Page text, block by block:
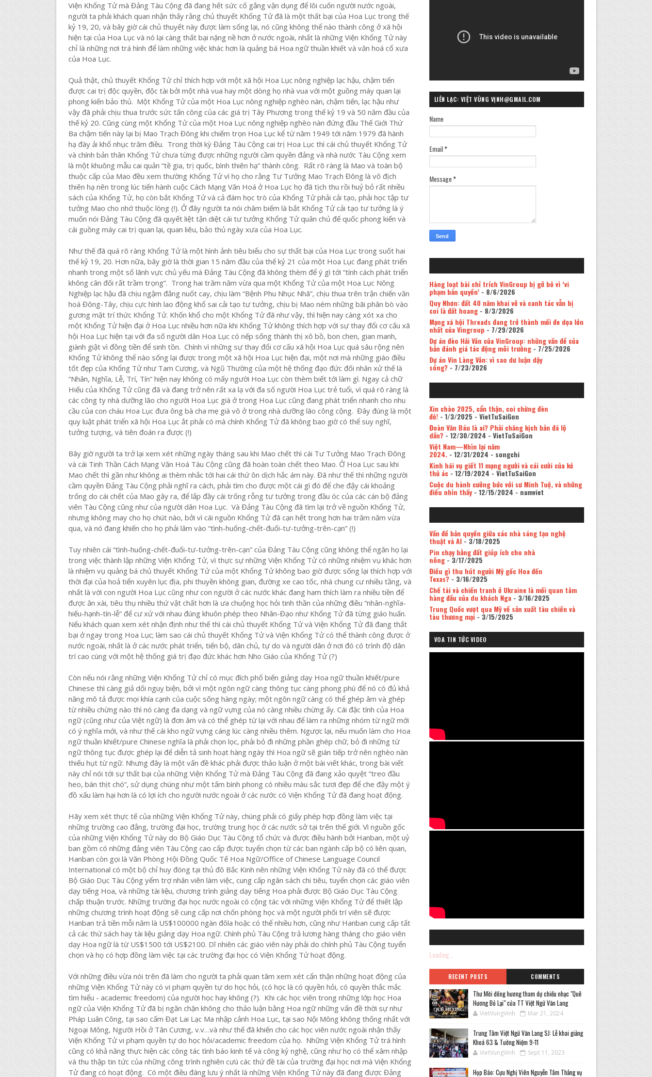
Viện Khổng Tử mà Đảng Tàu Cộng đã đang hết sức cố gắng vận dụng để lôi cuốn người nước ngoài,
người ta phải khách quan nhận thấy rằng chủ thuyết Khổng Tử đã là một thất bại của Hoa Lục trong thế
kỷ 19, 20, và bây giờ cái chủ thuyết này được làm sống lại, nó cũng không thể nào thành công ở xã hội
hiện tại của Hoa Lục và nó lại càng thất bại nặng nề hơn ở nước ngoài, nhất là những Viện Khổng Tử này
chỉ là những nơi trá hình để làm những việc khác hơn là quảng bá Hoa ngữ thuần khiết và văn hoá cổ xưa
của Hoa Lục.
Quả thật, chủ thuyết Khổng Tử chỉ thích hợp với một xã hội Hoa Lục nông nghiệp lạc hậu, chậm tiến
được cai trị độc quyền, độc tài bởi một nhà vua hay một dòng họ nhà vua với một guồng máy quan lại
phong kiến bảo thủ. Một Khổng Tử của một Hoa Lục nông nghiệp nghèo nàn, chậm tiến, lạc hậu như
vậy đã phải chịu thua trước sức tấn công của các giá trị Tây Phương trong thế kỷ 19 và 50 năm đầu của
thế kỷ 20. Cũng cùng một Khổng Tử của một Hoa Lục nông nghiệp nghèo nàn đứng đầu Thế Giới Thứ
Ba chậm tiến này lại bị Mao Trạch Đông khi chiếm trọn Hoa Lục kể từ năm 1949 tới năm 1979 đã hành
hạ đày ải khổ nhục trăm điều. Trong thời kỳ Đảng Tàu Cộng cai trị Hoa Lục thì cái chủ thuyết Khổng Tử
và chính bản thân Khổng Tử chưa từng được những người cầm quyền đảng và nhà nước Tàu Cộng xem
là một khuông mẫu cai quản “tề gia, trị quốc, bình thiên hạ” thành công. Rất rõ ràng là Mao và toàn bộ
thuộc cấp của Mao đều xem thường Khổng Tử vì họ cho rằng Tư Tưởng Mao Trạch Đông là vô địch
thiên hạ nên trong lúc tiến hành cuộc Cách Mạng Văn Hoá ở Hoa Lục họ đã tịch thu rồi huỷ bỏ rất nhiều
sách của Khổng Tử, họ còn bắt Khổng Tử và cả đám học trò của Khổng Tử phải cải tạo, phải học tập tư
tưởng Mao cho nhớ thuộc lòng (!). Ở đây người ta nói châm biếm là bắt Khổng Tử cải tạo tư tưởng là ý
muốn nói Đảng Tàu Cộng đã quyết liệt tận diệt cái tư tưởng Khổng Tử quân chủ đế quốc phong kiến và
cái guồng máy cai trị quan lại, quan liêu, bảo thủ ngày xưa của Hoa Lục.
Như thế đã quá rõ ràng Khổng Tử là một hình ảnh tiêu biểu cho sự thất bại của Hoa Lục trong suốt hai
thế kỷ 19, 20. Hơn nữa, bây giờ là thời gian 15 năm đầu của thế kỷ 21 của một Hoa Lục đang phát triển
nhanh trong một số lãnh vực chủ yếu mà Đảng Tàu Cộng đã không thèm để ý gì tới “tính cách phát triển
không cân đối rất trầm trọng”. Trong hai trăm năm vừa qua một Khổng Tử của một Hoa Lục Nông
Nghiệp lạc hậu đã chịu ngậm đắng nuốt cay, chịu làm “Bệnh Phu Nhục Nhã”, chịu thua trên trận chiến văn
hoá Đông-Tây, chịu cực hình lao động khổ sai cải tạo tư tưởng, chịu bị Mao ném những bãi phân bò vào
gương mặt trí thức Khổng Tử. Khốn khổ cho một Khổng Tử đã như vậy, thì hiện nay càng xót xa cho
một Khổng Tử hiện đại ở Hoa Lục nhiều hơn nữa khi Khổng Tử không thích hợp với sự thay đổi cơ cấu xã
hội Hoa Lục hiện tại với đa số người dân Hoa Lục có nếp sống thành thị xô bồ, bon chen, gian manh,
giành giật vì đồng tiền để sinh tồn. Chính vì những sự thay đổi cơ cấu xã hội Hoa Lục quá sâu rộng nên
Khổng Tử không thể nào sống lại được trong một xã hội Hoa Lục hiện đại, một nơi mà những giáo điều
tốt đẹp của Khổng Tử như Tam Cương, và Ngũ Thường của một hệ thống đạo đức đối nhân xử thế là
“Nhân, Nghĩa, Lễ, Trí, Tín” hiện nay không có mấy người Hoa Lục còn thèm biết tới làm gì. Ngay cả chữ
Hiếu của Khổng Tử cũng đã và đang trở nên rất xa lạ với đa số người Hoa Lục trẻ tuổi, vì quá rõ ràng là
các công ty nhà dưỡng lão cho người Hoa Lục già ở trong Hoa Lục cũng đang phát triển nhanh cho nhu
cầu của con cháu Hoa Lục đưa ông bà cha mẹ già vô ở trong nhà dưỡng lão công cộng. Đây đúng là một
quy luật phát triển xã hội Hoa Lục ắt phải có mà chính Khổng Tử đã không bao giờ có thể suy nghĩ,
tưởng tượng, và tiên đoán ra được (!)
Bây giờ người ta trở lại xem xét những ngày tháng sau khi Mao chết thì cái Tư Tưởng Mao Trạch Đông
và cái Tinh Thần Cách Mạng Văn Hoá Tàu Cộng cũng đã hoàn toàn chết theo Mao. Ở Hoa Lục sau khi
Mao chết thì gần như không ai thèm nhắc tới hai cái thứ ôn dịch hắc ám này. Đã như thế thì những người
cầm quyền Đảng Tàu Cộng phải nghĩ ra cách, phải tìm cho được một cái gì đó để che đậy cái khoảng
trống do cái chết của Mao gây ra, để lấp đầy cái trống rỗng tư tưởng trong đầu óc của các cán bộ đảng
viên Tàu Cộng cũng như của người dân Hoa Lục. Và Đảng Tàu Cộng đã tìm lại trở về nguồn Khổng Tử,
nhưng không may cho họ chút nào, bởi vì cái nguồn Khổng Tử đã cạn hết trong hơn hai trăm năm vừa
qua, và nó đang khiến cho họ phải lâm vào “tình-huống-chết-đuối-tư-tưởng-trên-cạn” (!)
Tuy nhiên cái “tình-huống-chết-đuối-tư-tưởng-trên-cạn” của Đảng Tàu Cộng cũng không thể ngăn họ lại
trong việc thành lập những Viện Khổng Tử, vì thực sự những Viện Khổng Tử có những nhiệm vụ khác hơn
là nhiệm vụ quảng bá chủ thuyết Khổng Tử của một Khổng Tử không bao giờ được sống lại thích hợp với
thời đại của hoả tiển xuyên lục địa, phi thuyền không gian, đường xe cao tốc, nhà chung cư nhiều tầng, và
nhất là với con người Hoa Lục cũng như con người ở các nước khác đang ham thích làm ra nhiều tiền để
được ăn xài, tiêu thụ nhiều thứ vật chất hơn là ưa chuộng học hỏi tinh thần của những điều “nhân-nghĩa-
hiếu-hạnh-tín-lễ” để cư xử với nhau đúng khuôn phép theo Nhân-Đạo như Khổng Tử đã từng giáo huấn.
Nếu khách quan xem xét nhận định như thế thì cái chủ thuyết Khổng Tử và Viện Khổng Tử đã đang thất
bại ở ngay trong Hoa Lục; làm sao cái chủ thuyết Khổng Tử và Viện Khổng Tử có thể thành công được ở
nước ngoài, nhất là ở các nước phát triển, tiến bộ, dân chủ, tự do và người dân ở nơi đó có trình độ dân
trí cao cùng với một hệ thống giá trị đạo đức khác hơn Nho Giáo của Khổng Tử (?)
Còn nếu nói rằng những Viện Khổng Tử chỉ có mục đích phổ biến giảng dạy Hoa ngữ thuần khiết/pure
Chinese thì càng giả dối nguỵ biện, bởi vì một ngôn ngữ càng thông tục càng phong phú để nó có đủ khả
năng mô tả được mọi khía cạnh của cuộc sống hàng ngày; một ngôn ngữ càng có thể ghép âm và ghép
từ nhiều chừng nào thì nó càng đa dạng và ngữ vựng của nó càng nhiều chừng ấy. Cái đặc tính của Hoa
ngữ (cũng như của Việt ngữ) là đơn âm và có thể ghép từ lại với nhau để làm ra những nhóm từ ngữ mới
có ý nghĩa mới, và như thế cái kho ngữ vựng cáng lúc càng nhiều thêm. Ngược lại, nếu muốn làm cho Hoa
ngữ thuần khiết/pure Chinese nghĩa là phải chọn lọc, phải bỏ đi những phần ghép chữ, bỏ đi những từ
ngữ thông tục được ghép lại để diễn tả sinh hoạt hàng ngày thì Hoa ngữ sẽ gián tiếp trở nên nghèo nàn
thiếu hụt từ ngữ. Nhưng đây là một vấn đề khác phải được thảo luận ở một bài viết khác, trong bài viết
này chỉ nói tới sự thất bại của những Viện Khổng Tử mà Đảng Tàu Cộng đã đang xảo quyệt “treo đầu
heo, bán thịt chó”, sử dụng chúng như một tấm bình phong có nhiều màu sắc tươi đẹp để che đậy một ý
đồ xấu làm hại hơn là có lợi ích cho người nước ngoài ở các nước có Viện Khổng Tử đã đang hoạt động.
Hãy xem xét thực tế của những Viện Khổng Tử này, chúng phải có giấy phép hợp đồng làm việc tại
những trường cao đẳng, trường đại học, trường trung học ở các nước sở tại trên thế giới. Vì nguồn gốc
của những Viện Khổng Tử này do Bộ Giáo Dục Tàu Cộng tổ chức và được điều hành bởi Hanban, một uỷ
ban gồm có những đảng viên Tàu Cộng cao cấp được tuyển chọn từ các ban ngành cấp bộ có liên quan,
Hanban còn gọi là Văn Phòng Hội Đồng Quốc Tế Hoa Ngữ/Office of Chinese Language Council
International có một bộ chỉ huy đóng tại thủ đô Bắc Kinh nên những Viện Khổng Tử này đã có thể được
Bộ Giáo Dục Tàu Cộng yểm trợ nhân viên làm việc, cung cấp ngân sách chi tiêu, tuyển chọn các giáo viên
dạy tiếng Hoa, và những tài liệu, chương trình giảng dạy tiếng Hoa phải được Bộ Giáo Dục Tàu Cộng
chấp thuận trước. Những trường đại học nước ngoài có cộng tác với những Viện Khổng Tử để thiết lập
những chương trình hoạt động sẽ cung cấp nơi chốn phòng học và một người phối trí viên sẽ được
Hanban trả tiền mỗi năm là US$100000 ngàn đôla hoặc có thể nhiều hơn, cũng như Hanban cung cấp tất
cả các thứ sách hay tài liệu giảng dạy Hoa ngữ. Chính phủ Tàu Cộng trả lương hàng tháng cho giáo viên
dạy Hoa ngữ là từ US$1500 tới US$2100. Dĩ nhiên các giáo viên này phải do chính phủ Tàu Cộng tuyển
chọn và họ có hợp đồng làm việc tại các trường đại học có Viện Khổng Tử hoạt động.
Với những điều vừa nói trên đã làm cho người ta phải quan tâm xem xét cẩn thận những hoạt động của
những Viện Khổng Tử này có vi phạm quyền tự do học hỏi, (có học là có quyền hỏi, có quyền thắc mắc
tìm hiểu - academic freedom) của người học hay không (?). Khi các học viên trong những lớp học Hoa
ngữ của Viện Khổng Tử đã bị ngăn chặn không cho thảo luận bằng Hoa ngữ những vấn đề thời sự như
Pháp Luân Công, tại sao cấm Đạt Lai Lạc Ma nhập cảnh Hoa Lục, tại sao Nội Mông không thống nhất với
Ngoại Mông, Người Hồi ở Tân Cương, v.v…và như thế đã khiến cho các học viên nước ngoài nhận thấy
Viện Khổng Tử vi phạm quyền tự do học hỏi/academic freedom của họ. Những Viện Khổng Tử trá hình
cũng có khả năng thực hiện các công tác tình báo kinh tế và công kỷ nghệ, cũng như họ có thể xâm nhập
và thu thập tin tức của những công trình nghiên cưú các thứ đề tài của trường đại học nơi mà Viện Khổng
Tử đang có hoạt động. Có một điều đáng lưu ý nhất là những Viện Khổng Tử này đã đang được Đảng
LIÊN LẠC: VIỆT VÙNG VỊNH@GMAIL.COM
Name
Email*
Message*
Hàng loạt bài chỉ trích VinGroup bị gỡ bỏ vì ‘vi
phạm bản quyền’- 8/6/2026
Quy Nhơn: đất 40 năm khai vỡ và canh tác vẫn bị
coi là đất hoang- 8/3/2026
Mạng xã hội Threads đang trở thành mối đe dọa lớn
nhất của Vingroup - 7/29/2026
Dự án đèo Hải Vân của VinGroup: những vấn đề của
bản đánh giá tác động môi trường- 7/25/2026
Dự án Vin Làng Vân: vì sao dư luận dậy
sóng?- 7/23/2026
Xin chào 2025, cẩn thận, coi chừng đèn
đỏ!- 1/3/2025 - VietTuSaiGon
Đoàn Văn Báu là ai? Phải chăng kịch bản đã lộ
dần?- 12/30/2024 - VietTuSaiGon
Việt Nam—Nhìn lại năm
2024.- 12/31/2024 - songchi
Kinh hãi vụ giết 11 mạng người và cái cười của kẻ
thủ ác- 12/19/2024 - VietTuSaiGon
Cuộc du hành cưỡng bức với sư Minh Tuệ, và những
điều nhìn thấy- 12/15/2024 - namviet
Vấn đề bản quyền giữa các nhà sáng tạo nghệ
thuật và AI- 3/18/2025
Pin chạy bằng đất giúp ích cho nhà
nông- 3/17/2025
Điều gì thu hút người Mỹ gốc Hoa đến
Texas?- 3/16/2025
Chế tài và chiến tranh ở Ukraine là mối quan tâm
hàng đầu của du khách Nga- 3/16/2025
Trung Quốc vượt qua Mỹ về sản xuất tàu chiến và
tàu thương mại- 3/15/2025
VOA TIN TỨC VIDEO
Loading...
RECENT POSTS COMMENTS
Thư Mời đồng hương tham dự chiều nhạc "Quê
Hương Bỏ Lại" của TT Việt Ngữ Văn Lang
VietVungVinh Mar 21, 2024
Trung Tâm Việt Ngữ Văn Lang SJ: Lễ khai giảng
Khoá 63 & Tưởng Niệm 9-11
VietVungVinh Sept 11, 2023
Họp Báo: Cựu Nghị Viên Nguyễn Tâm Thắng vụ